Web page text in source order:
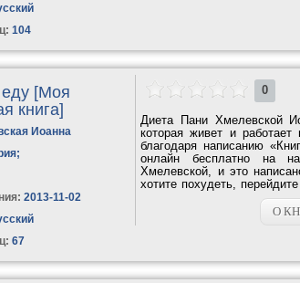
104
еду [Моя
книга]
Иоанна
;
2013-11-02
67
0
Диета Пани Хмелевской
которая живет и
благодаря написанию
онлайн бесплатно на
Хмелевской, и это
хотите похудеть,
О